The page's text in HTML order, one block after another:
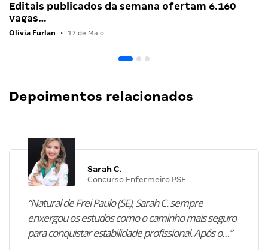
Editais publicados da semana ofertam 6.160
vagas…
Olivia Furlan • 17 de Maio
Depoimentos relacionados
Sarah C.
Concurso Enfermeiro PSF
“Natural de Frei Paulo (SE), Sarah C. sempre
enxergou os estudos como o caminho mais seguro
para conquistar estabilidade profissional. Após o…”